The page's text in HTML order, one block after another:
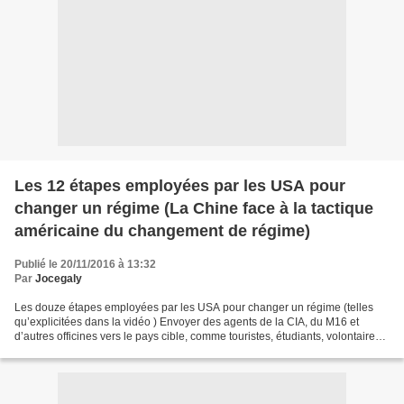
Les 12 étapes employées par les USA pour
changer un régime (La Chine face à la tactique
américaine du changement de régime)
Publié le 20/11/2016 à 13:32
Par Jocegaly
Les douze étapes employées par les USA pour changer un régime (telles
qu’explicitées dans la vidéo ) Envoyer des agents de la CIA, du M16 et
d’autres officines vers le pays cible, comme touristes, étudiants, volontaires,